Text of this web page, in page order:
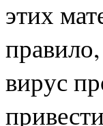
этих
вирус